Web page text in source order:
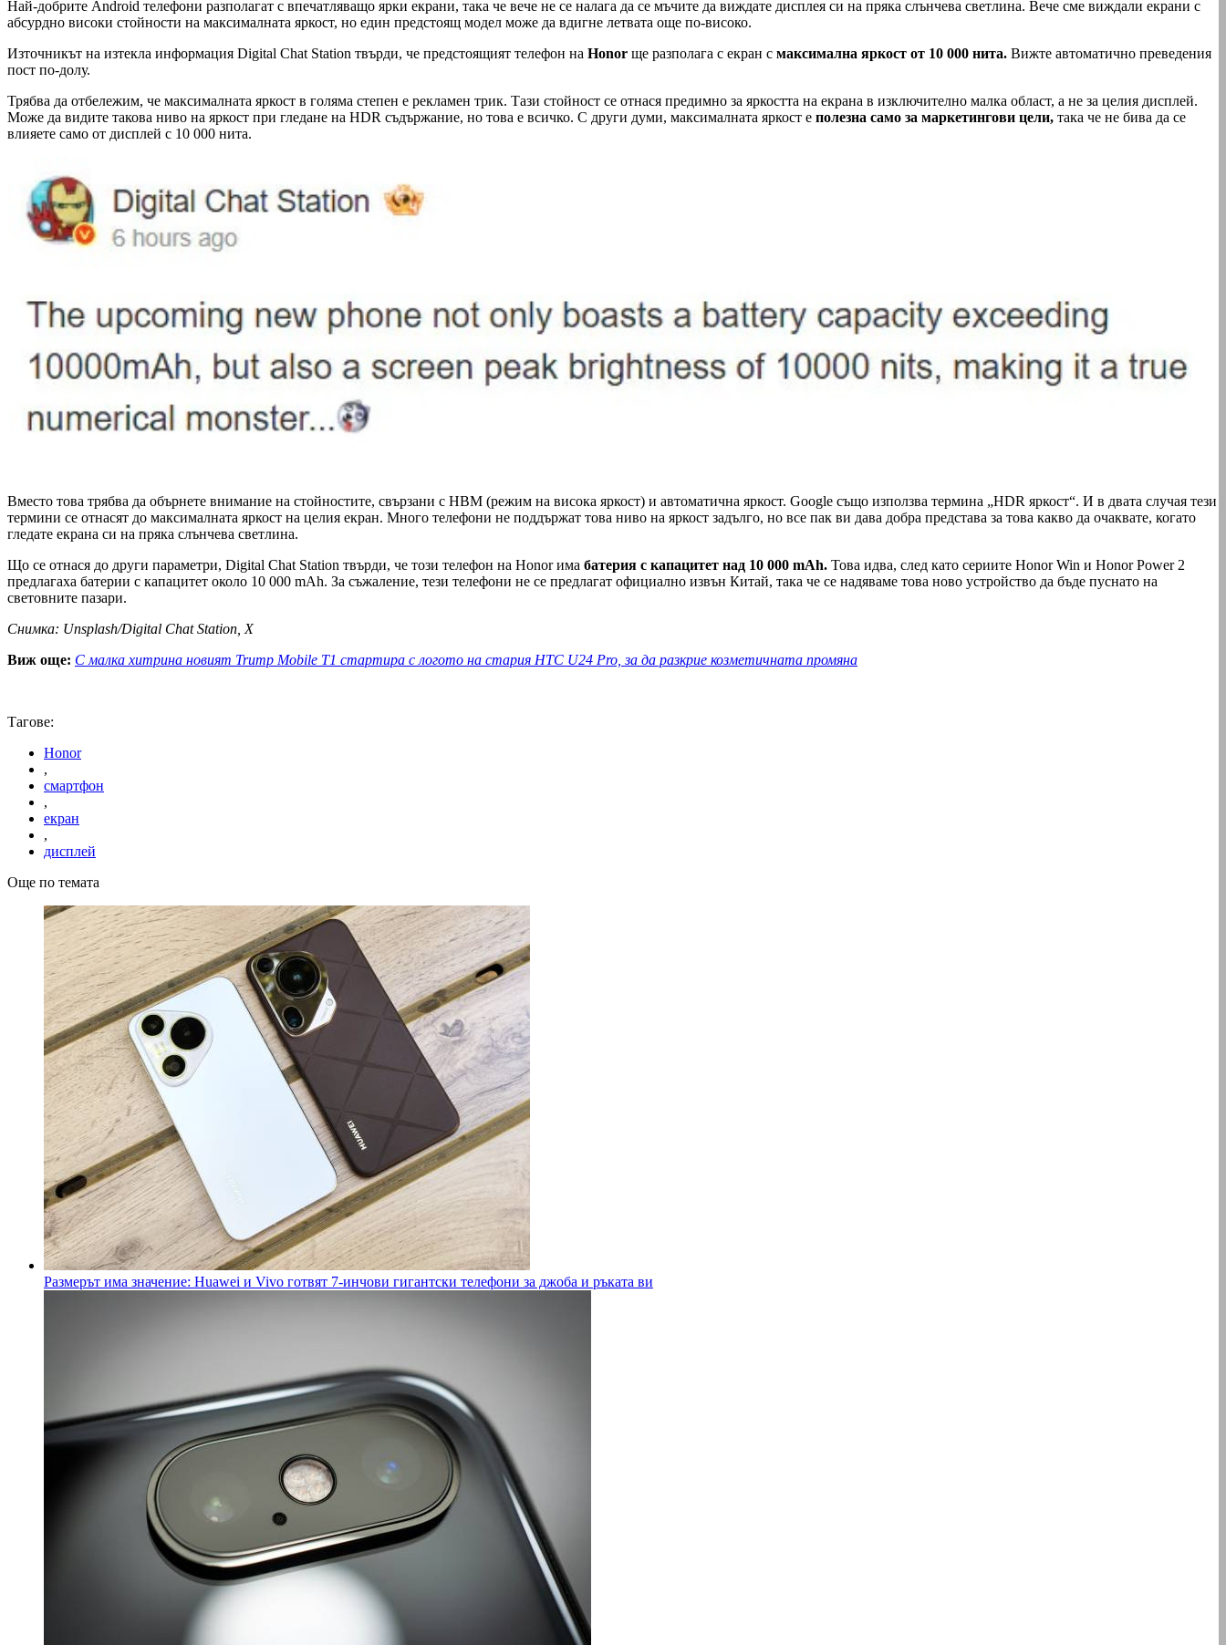
Най-добрите Android телефони разполагат с впечатляващо ярки екрани, така че вече не се налага да се мъчите да виждате дисплея си на пряка слънчева светлина. Вече сме виждали екрани с
абсурдно високи стойности на максималната яркост, но един предстоящ модел може да вдигне летвата още по-високо.
Източникът на изтекла информация Digital Chat Station твърди, че предстоящият телефон на Honor ще разполага с екран с максимална яркост от 10 000 нита. Вижте автоматично преведения
пост по-долу.
Трябва да отбележим, че максималната яркост в голяма степен е рекламен трик. Тази стойност се отнася предимно за яркостта на екрана в изключително малка област, а не за целия дисплей.
Може да видите такова ниво на яркост при гледане на HDR съдържание, но това е всичко. С други думи, максималната яркост е полезна само за маркетингови цели, така че не бива да се
влияете само от дисплей с 10 000 нита.
Вместо това трябва да обърнете внимание на стойностите, свързани с HBM (режим на висока яркост) и автоматична яркост. Google също използва термина „HDR яркост“. И в двата случая тези
термини се отнасят до максималната яркост на целия екран. Много телефони не поддържат това ниво на яркост задълго, но все пак ви дава добра представа за това какво да очаквате, когато
гледате екрана си на пряка слънчева светлина.
Що се отнася до други параметри, Digital Chat Station твърди, че този телефон на Honor има батерия с капацитет над 10 000 mAh. Това идва, след като сериите Honor Win и Honor Power 2
предлагаха батерии с капацитет около 10 000 mAh. За съжаление, тези телефони не се предлагат официално извън Китай, така че се надяваме това ново устройство да бъде пуснато на
световните пазари.
Снимка: Unsplash/Digital Chat Station, X
Виж още: С малка хитрина новият Trump Mobile T1 стартира с логото на стария HTC U24 Pro, за да разкрие козметичната промяна
Тагове:
Honor
,
смартфон
,
екран
,
дисплей
Още по темата
Размерът има значение: Huawei и Vivo готвят 7-инчови гигантски телефони за джоба и ръката ви